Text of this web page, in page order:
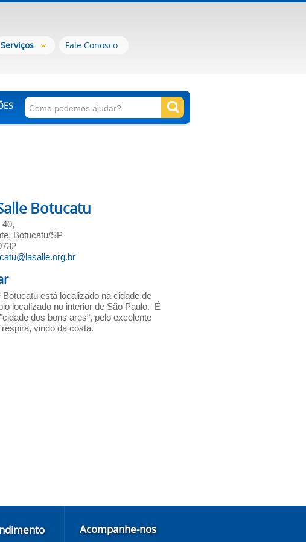
Serviços Fale Conosco
Botucatu
40,
Botucatu/SP
está localizado na cidade de
localizado no interior de São Paulo. É
dos bons ares", pelo excelente
vindo da costa.
Acompanhe-nos